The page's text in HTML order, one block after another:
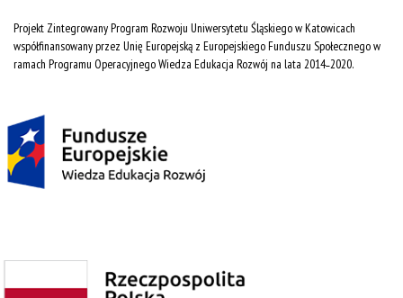
Projekt Zintegrowany Program Rozwoju Uniwersytetu Śląskiego w Katowicach
współfinansowany przez Unię Europejską z Europejskiego Funduszu Społecznego w
ramach Programu Operacyjnego Wiedza Edukacja Rozwój na lata 2014˗2020.